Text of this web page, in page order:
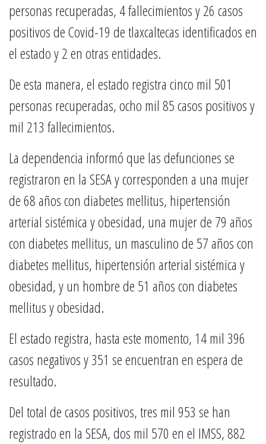
personas recuperadas, 4 fallecimientos y 26 casos
positivos de Covid-19 de tlaxcaltecas identificados en
el estado y 2 en otras entidades.
De esta manera, el estado registra cinco mil 501
personas recuperadas, ocho mil 85 casos positivos y
mil 213 fallecimientos.
La dependencia informó que las defunciones se
registraron en la SESA y corresponden a una mujer
de 68 años con diabetes mellitus, hipertensión
arterial sistémica y obesidad, una mujer de 79 años
con diabetes mellitus, un masculino de 57 años con
diabetes mellitus, hipertensión arterial sistémica y
obesidad, y un hombre de 51 años con diabetes
mellitus y obesidad.
El estado registra, hasta este momento, 14 mil 396
casos negativos y 351 se encuentran en espera de
resultado.
Del total de casos positivos, tres mil 953 se han
registrado en la SESA, dos mil 570 en el IMSS, 882